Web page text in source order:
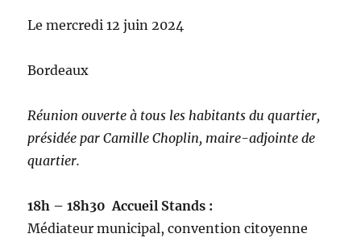
Le mercredi 12 juin 2024
Bordeaux
Réunion ouverte à tous les habitants du quartier,
présidée par Camille Choplin, maire-adjointe de
quartier.
18h – 18h30 Accueil Stands :
Médiateur municipal, convention citoyenne